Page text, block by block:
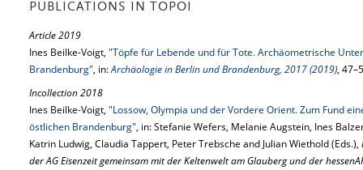
PUBLICATIONS IN TOPOI
Article 2019
Ines Beilke-Voigt, "Töpfe für Lebende und für Tote. Archäometrische
Brandenburg", in:Archäologie in Berlin und Brandenburg, 2017 (2019),
Incollection 2018
Ines Beilke-Voigt, "Lossow, Olympia und der Vordere Orient. Zum Fund
östlichen Brandenburg", in: Stefanie Wefers, Melanie Augstein, Ines
Katrin Ludwig, Claudia Tappert, Peter Trebsche and Julian Wiethold (Eds.),
der AG Eisenzeit gemeinsam mit der Keltenwelt am Glauberg und der